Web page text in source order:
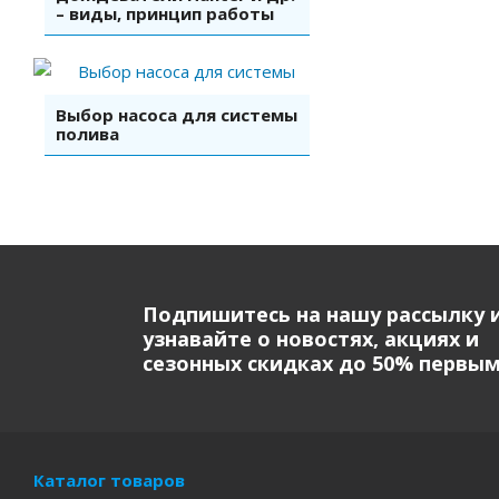
– виды, принцип работы
Выбор насоса для системы
полива
Подпишитесь на нашу рассылку
узнавайте о новостях, акциях и
сезонных скидках до 50%
Каталог товаров